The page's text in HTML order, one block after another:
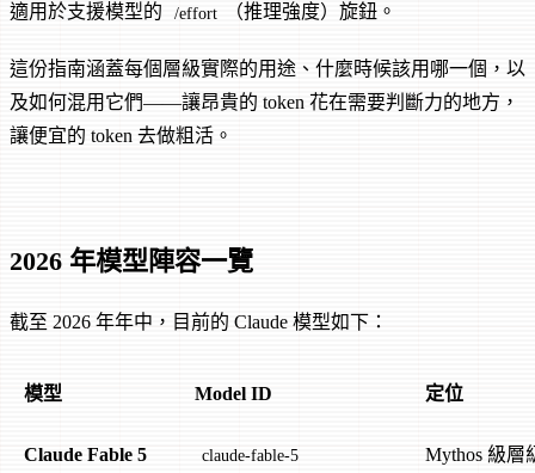
適用於支援模型的
/effort （推理強度）旋鈕。
這份指南涵蓋每個層級實際的用途、什麼時候該用哪一個，以
及如何混用它們——讓昂貴的 token 花在需要判斷力的地方，
讓便宜的 token 去做粗活。
2026 年模型陣容一覽
截至 2026 年年中，目前的 Claude 模型如下：
模型 Model ID 定位
Claude Fable 5 claude-fable-5 Mythos 級